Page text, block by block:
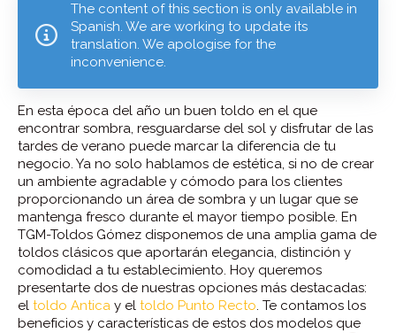
The content of this section is only available in
Spanish. We are working to update its
translation. We apologise for the
inconvenience.
En esta época del año un buen toldo en el que
encontrar sombra, resguardarse del sol y disfrutar de las
tardes de verano puede marcar la diferencia de tu
negocio. Ya no solo hablamos de estética, si no de crear
un ambiente agradable y cómodo para los clientes
proporcionando un área de sombra y un lugar que se
mantenga fresco durante el mayor tiempo posible. En
TGM-Toldos Gómez disponemos de una amplia gama de
toldos clásicos que aportarán elegancia, distinción y
comodidad a tu establecimiento. Hoy queremos
presentarte dos de nuestras opciones más destacadas:
el toldo Antica y el toldo Punto Recto. Te contamos los
beneficios y características de estos dos modelos que